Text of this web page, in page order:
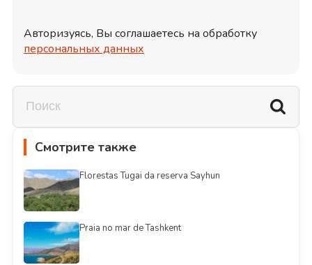
Авторизуясь, Вы соглашаетесь на обработку
персональных данных
Смотрите также
Florestas Tugai da reserva Sayhun
Praia no mar de Tashkent